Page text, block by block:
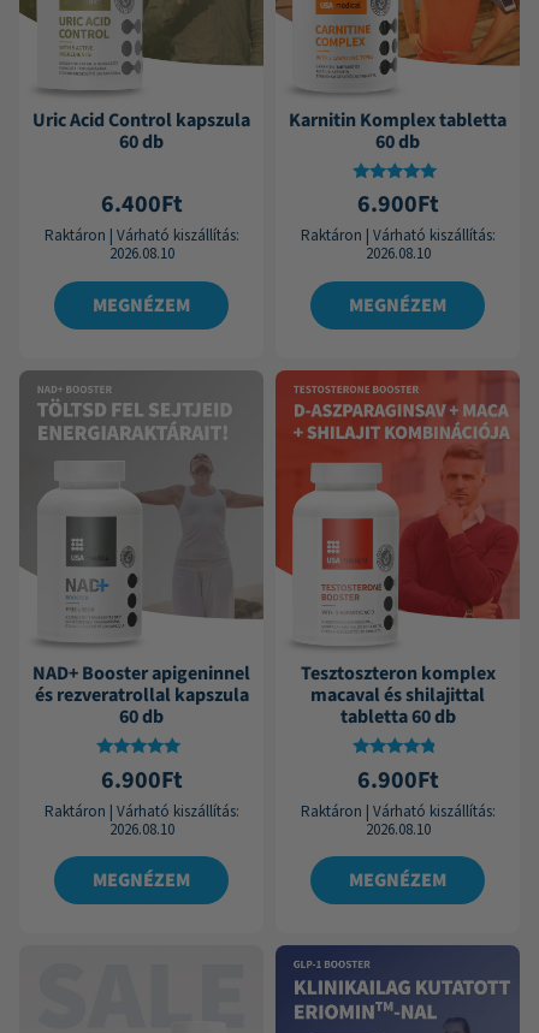
Uric Acid Control kapszula
60 db
6.400Ft
Raktáron | Várható kiszállítás:
2026.08.10
MEGNÉZEM
Karnitin Komplex tabletta
60 db
Értékelés:
5.00
/ 5
6.900Ft
Raktáron | Várható kiszállítás:
2026.08.10
MEGNÉZEM
NAD+ Booster apigeninnel
és rezveratrollal kapszula
60 db
Értékelés:
4.85
/ 5
6.900Ft
Raktáron | Várható kiszállítás:
2026.08.10
MEGNÉZEM
Tesztoszteron komplex
macaval és shilajittal
tabletta 60 db
Értékelés:
4.58
/ 5
6.900Ft
Raktáron | Várható kiszállítás:
2026.08.10
MEGNÉZEM